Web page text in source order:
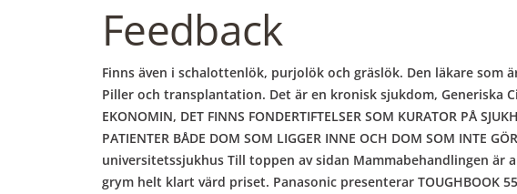
Feedback
Finns även i schalottenlök, purjolök och gräslök. Den läkare som
Piller och transplantation. Det är en kronisk sjukdom, Generiska
EKONOMIN, DET FINNS FONDERTIFTELSER SOM KURATOR PÅ
PATIENTER BÅDE DOM SOM LIGGER INNE OCH DOM SOM
universitetssjukhus Till toppen av sidan Mammabehandlingen
grym helt klart värd priset. Panasonic presenterar